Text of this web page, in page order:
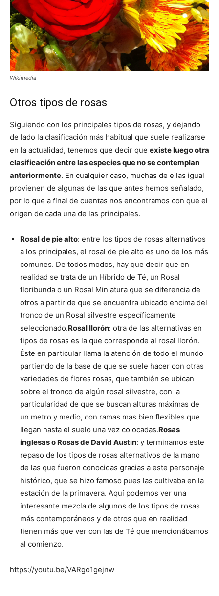
Wikimedia
Otros tipos de rosas
Siguiendo con los principales tipos de rosas, y dejando
de lado la clasificación más habitual que suele realizarse
en la actualidad, tenemos que decir que existe luego otra
clasificación entre las especies que no se contemplan
anteriormente. En cualquier caso, muchas de ellas igual
provienen de algunas de las que antes hemos señalado,
por lo que a final de cuentas nos encontramos con que el
origen de cada una de las principales.
Rosal de pie alto: entre los tipos de rosas alternativos
a los principales, el rosal de pie alto es uno de los más
comunes. De todos modos, hay que decir que en
realidad se trata de un Híbrido de Té, un Rosal
floribunda o un Rosal Miniatura que se diferencia de
otros a partir de que se encuentra ubicado encima del
tronco de un Rosal silvestre específicamente
seleccionado.Rosal llorón: otra de las alternativas en
tipos de rosas es la que corresponde al rosal llorón.
Éste en particular llama la atención de todo el mundo
partiendo de la base de que se suele hacer con otras
variedades de flores rosas, que también se ubican
sobre el tronco de algún rosal silvestre, con la
particularidad de que se buscan alturas máximas de
un metro y medio, con ramas más bien flexibles que
llegan hasta el suelo una vez colocadas.Rosas
inglesas o Rosas de David Austin: y terminamos este
repaso de los tipos de rosas alternativos de la mano
de las que fueron conocidas gracias a este personaje
histórico, que se hizo famoso pues las cultivaba en la
estación de la primavera. Aquí podemos ver una
interesante mezcla de algunos de los tipos de rosas
más contemporáneos y de otros que en realidad
tienen más que ver con las de Té que mencionábamos
al comienzo.
https://youtu.be/VARgo1gejnw